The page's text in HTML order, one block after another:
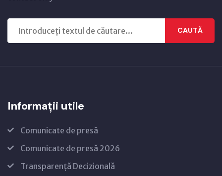
CAUTĂ
Informații utile
Comunicate de presă
Comunicate de presă 2026
Transparență Decizională